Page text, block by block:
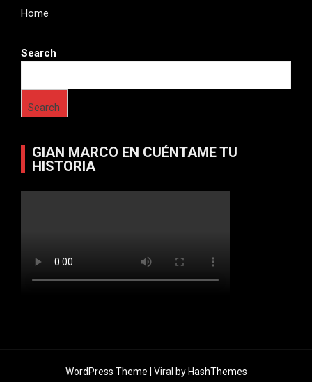
Home
Search
Search
GIAN MARCO EN CUÉNTAME TU
HISTORIA
WordPress Theme | Viral by HashThemes